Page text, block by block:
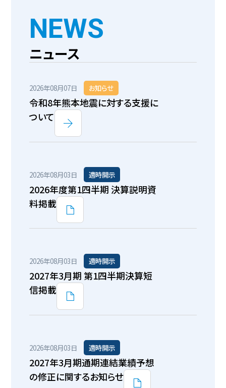
NEWS
ニュース
2026年08月07日 お知らせ
令和8年熊本地震に対する支援に
ついて
2026年08月03日 適時開示
2026年度第1四半期 決算説明資
料掲載
2026年08月03日 適時開示
2027年3月期 第1四半期決算短
信掲載
2026年08月03日 適時開示
2027年3月期通期連結業績予想
の修正に関するお知らせ